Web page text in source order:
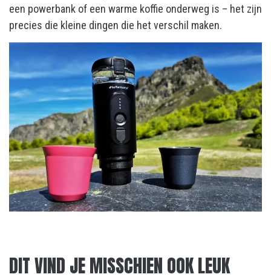
een powerbank of een warme koffie onderweg is – het zijn
precies die kleine dingen die het verschil maken.
DIT VIND JE MISSCHIEN OOK LEUK